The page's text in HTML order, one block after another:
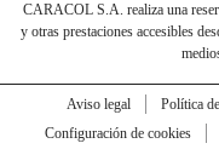
CARACOL S.A. realiza una
y otras prestaciones accesibles
Aviso legal Política
Configuración de cookies